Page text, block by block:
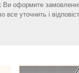
Ви оформите
все уточнить і